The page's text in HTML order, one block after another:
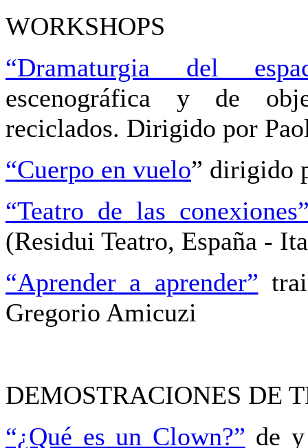
WORKSHOPS
“Dramaturgia del
escenográfica y de
reciclados. Dirigido por
“Cuerpo en vuelo” dirigido
“Teatro de las
(Residui Teatro, España -
“Aprender a aprender”
Gregorio Amicuzi
DEMOSTRACIONES DE
“¿Qué es un Clown?” de